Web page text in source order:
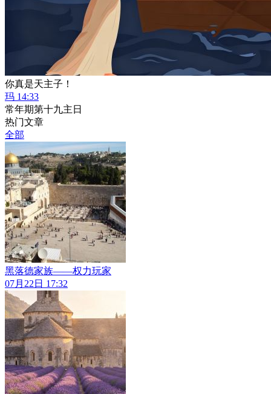
你真是天主子！
玛 14:33
常年期第十九主日
热门文章
全部
黑落德家族——权力玩家
07月22日 17:32